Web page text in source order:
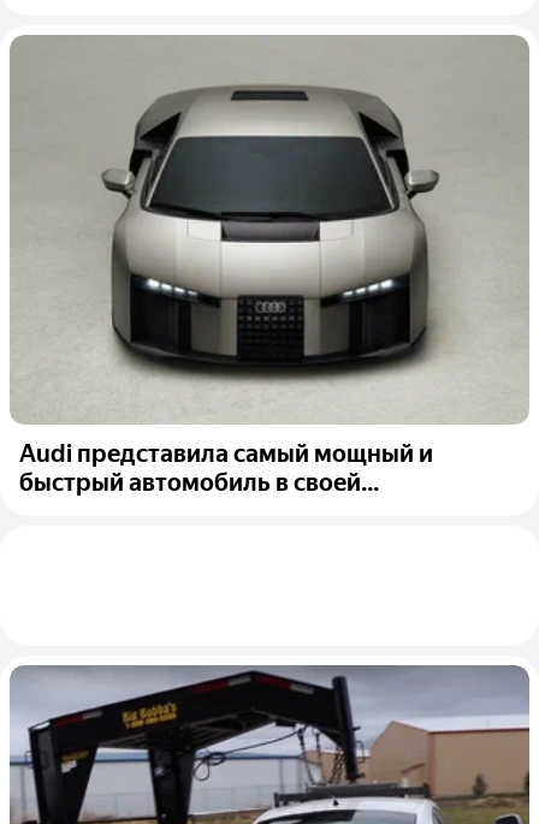
Audi представила самый мощный и
быстрый автомобиль в своей...